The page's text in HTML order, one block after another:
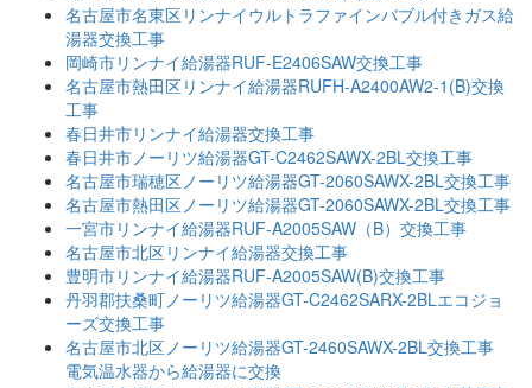
名古屋市名東区リンナイウルトラファインバブル付きガス給
湯器交換工事
岡崎市リンナイ給湯器RUF-E2406SAW交換工事
名古屋市熱田区リンナイ給湯器RUFH-A2400AW2-1(B)交換
工事
春日井市リンナイ給湯器交換工事
春日井市ノーリツ給湯器GT-C2462SAWX-2BL交換工事
名古屋市瑞穂区ノーリツ給湯器GT-2060SAWX-2BL交換工事
名古屋市熱田区ノーリツ給湯器GT-2060SAWX-2BL交換工事
一宮市リンナイ給湯器RUF-A2005SAW（B）交換工事
名古屋市北区リンナイ給湯器交換工事
豊明市リンナイ給湯器RUF-A2005SAW(B)交換工事
丹羽郡扶桑町ノーリツ給湯器GT-C2462SARX-2BLエコジョ
ーズ交換工事
名古屋市北区ノーリツ給湯器GT-2460SAWX-2BL交換工事
電気温水器から給湯器に交換